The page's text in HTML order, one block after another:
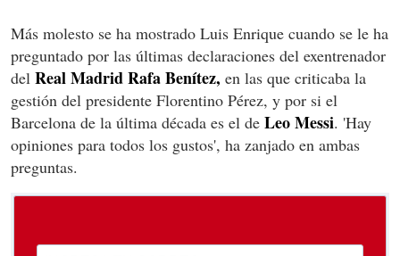
Más molesto se ha mostrado Luis Enrique cuando se le ha
preguntado por las últimas declaraciones del exentrenador
del Real Madrid Rafa Benítez, en las que criticaba la
gestión del presidente Florentino Pérez, y por si el
Barcelona de la última década es el de Leo Messi. 'Hay
opiniones para todos los gustos', ha zanjado en ambas
preguntas.